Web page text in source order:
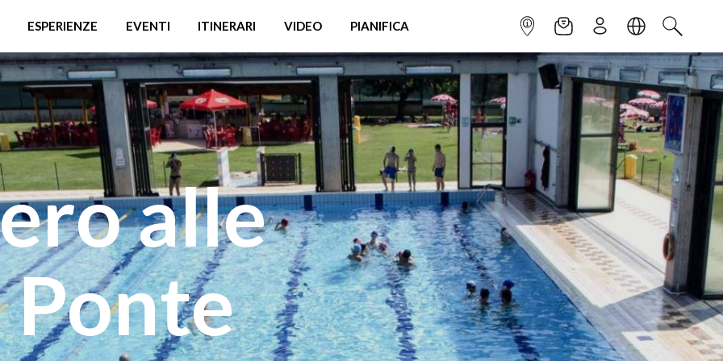
ESPERIENZE EVENTI ITINERARI VIDEO PIANIFICA INFOPOINTNEWSLETTER
ISCRIVITILINGUACERCA
alle